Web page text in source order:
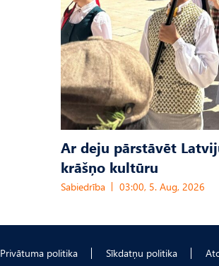
Ar deju pārstāvēt
krāšņo kultūru
Sabiedrība 03:00, 5. Aug, 2026
Privātuma politika Sīkdatņu politika